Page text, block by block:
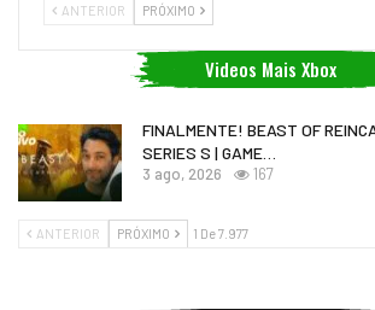
ANTERIOR PRÓXIMO
Videos Mais Xbox
FINALMENTE! BEAST OF
SERIES S | GAME…
3 ago, 2026 167
ANTERIOR PRÓXIMO 1 De 7.977